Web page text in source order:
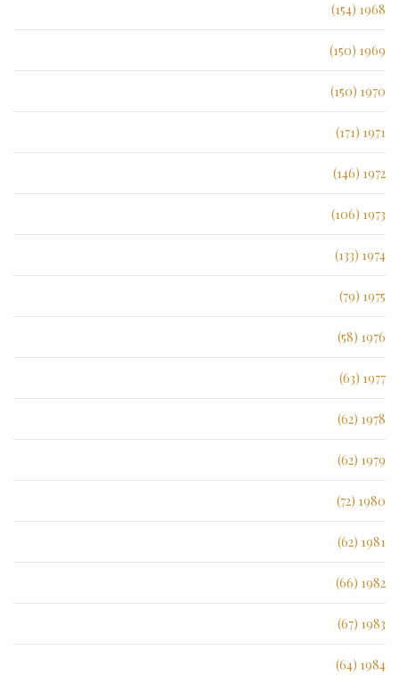
1968 (154)
1969 (150)
1970 (150)
1971 (171)
1972 (146)
1973 (106)
1974 (133)
1975 (79)
1976 (58)
1977 (63)
1978 (62)
1979 (62)
1980 (72)
1981 (62)
1982 (66)
1983 (67)
1984 (64)